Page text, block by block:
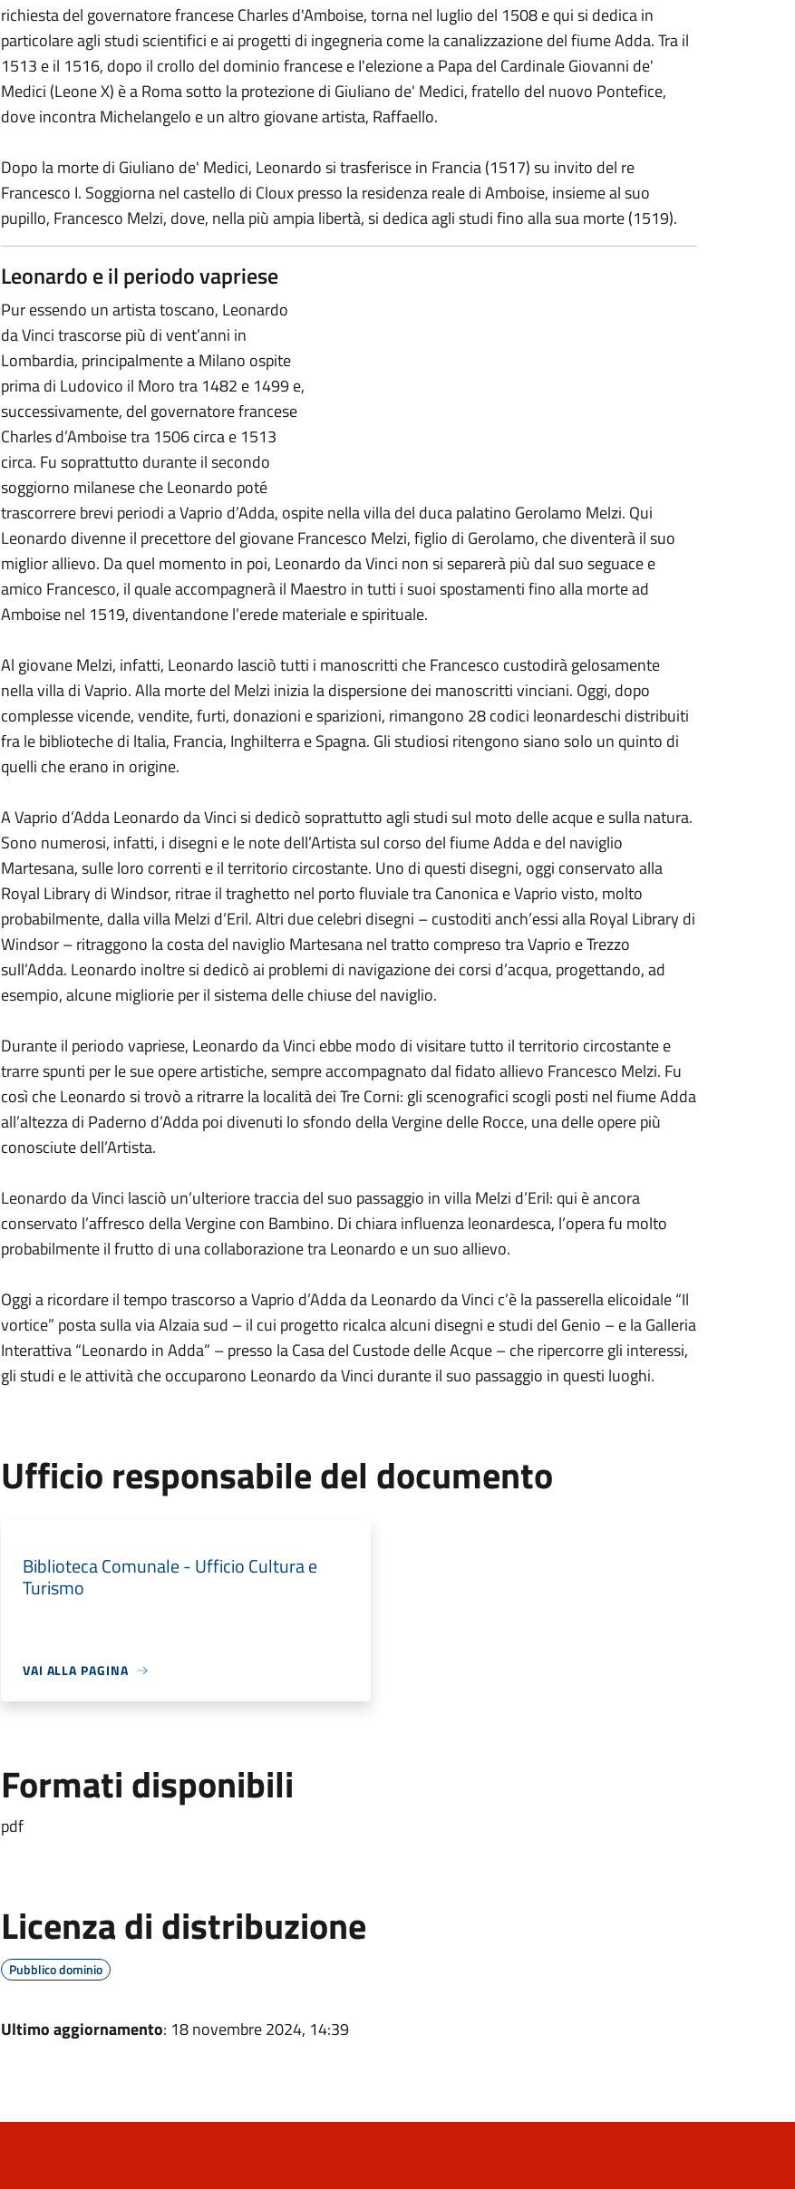
richiesta del governatore francese Charles d'Amboise, torna nel luglio del 1508 e qui si dedica in
particolare agli studi scientifici e ai progetti di ingegneria come la canalizzazione del fiume Adda. Tra il
1513 e il 1516, dopo il crollo del dominio francese e I'elezione a Papa del Cardinale Giovanni de'
Medici (Leone X) è a Roma sotto la protezione di Giuliano de' Medici, fratello del nuovo Pontefice,
dove incontra Michelangelo e un altro giovane artista, Raffaello.
Dopo la morte di Giuliano de' Medici, Leonardo si trasferisce in Francia (1517) su invito del re
Francesco I. Soggiorna nel castello di Cloux presso la residenza reale di Amboise, insieme al suo
pupillo, Francesco Melzi, dove, nella più ampia libertà, si dedica agli studi fino alla sua morte (1519).
Leonardo e il periodo vapriese
Pur essendo un artista toscano, Leonardo
da Vinci trascorse più di vent’anni in
Lombardia, principalmente a Milano ospite
prima di Ludovico il Moro tra 1482 e 1499 e,
successivamente, del governatore francese
Charles d’Amboise tra 1506 circa e 1513
circa. Fu soprattutto durante il secondo
soggiorno milanese che Leonardo poté
trascorrere brevi periodi a Vaprio d’Adda, ospite nella villa del duca palatino Gerolamo Melzi. Qui
Leonardo divenne il precettore del giovane Francesco Melzi, figlio di Gerolamo, che diventerà il suo
miglior allievo. Da quel momento in poi, Leonardo da Vinci non si separerà più dal suo seguace e
amico Francesco, il quale accompagnerà il Maestro in tutti i suoi spostamenti fino alla morte ad
Amboise nel 1519, diventandone l’erede materiale e spirituale.
Al giovane Melzi, infatti, Leonardo lasciò tutti i manoscritti che Francesco custodirà gelosamente
nella villa di Vaprio. Alla morte del Melzi inizia la dispersione dei manoscritti vinciani. Oggi, dopo
complesse vicende, vendite, furti, donazioni e sparizioni, rimangono 28 codici leonardeschi distribuiti
fra le biblioteche di ltalia, Francia, Inghilterra e Spagna. Gli studiosi ritengono siano solo un quinto di
quelli che erano in origine.
A Vaprio d’Adda Leonardo da Vinci si dedicò soprattutto agli studi sul moto delle acque e sulla natura.
Sono numerosi, infatti, i disegni e le note dell’Artista sul corso del fiume Adda e del naviglio
Martesana, sulle loro correnti e il territorio circostante. Uno di questi disegni, oggi conservato alla
Royal Library di Windsor, ritrae il traghetto nel porto fluviale tra Canonica e Vaprio visto, molto
probabilmente, dalla villa Melzi d’Eril. Altri due celebri disegni – custoditi anch’essi alla Royal Library di
Windsor – ritraggono la costa del naviglio Martesana nel tratto compreso tra Vaprio e Trezzo
sull’Adda. Leonardo inoltre si dedicò ai problemi di navigazione dei corsi d’acqua, progettando, ad
esempio, alcune migliorie per il sistema delle chiuse del naviglio.
Durante il periodo vapriese, Leonardo da Vinci ebbe modo di visitare tutto il territorio circostante e
trarre spunti per le sue opere artistiche, sempre accompagnato dal fidato allievo Francesco Melzi. Fu
così che Leonardo si trovò a ritrarre la località dei Tre Corni: gli scenografici scogli posti nel fiume Adda
all’altezza di Paderno d’Adda poi divenuti lo sfondo della Vergine delle Rocce, una delle opere più
conosciute dell’Artista.
Leonardo da Vinci lasciò un’ulteriore traccia del suo passaggio in villa Melzi d’Eril: qui è ancora
conservato l’affresco della Vergine con Bambino. Di chiara influenza leonardesca, l’opera fu molto
probabilmente il frutto di una collaborazione tra Leonardo e un suo allievo.
Oggi a ricordare il tempo trascorso a Vaprio d’Adda da Leonardo da Vinci c’è la passerella elicoidale “Il
vortice” posta sulla via Alzaia sud – il cui progetto ricalca alcuni disegni e studi del Genio – e la Galleria
Interattiva “Leonardo in Adda” – presso la Casa del Custode delle Acque – che ripercorre gli interessi,
gli studi e le attività che occuparono Leonardo da Vinci durante il suo passaggio in questi luoghi.
Ufficio responsabile del documento
Biblioteca Comunale - Ufficio Cultura e
Turismo
VAI ALLA PAGINA
Formati disponibili
pdf
Licenza di distribuzione
Pubblico dominio
Ultimo aggiornamento: 18 novembre 2024, 14:39